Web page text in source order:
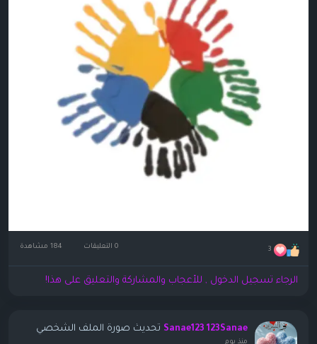
3 0 التعليقات
الرجاء تسجيل الدخول , للأعجاب والمشاركة والتعليق على هذا!
Sanae123 123Sanae تحديث صورة الملف الشخصي